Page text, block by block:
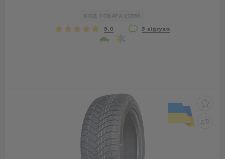
5.0 3 відгука